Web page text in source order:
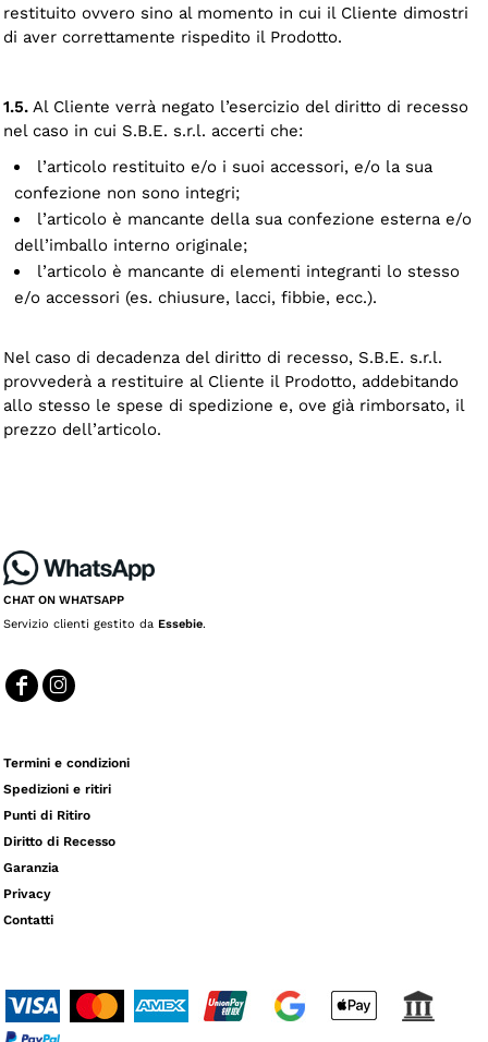
restituito ovvero sino al momento in cui il Cliente dimostri
di aver correttamente rispedito il Prodotto.
1.5. Al Cliente verrà negato l’esercizio del diritto di recesso
nel caso in cui S.B.E. s.r.l. accerti che:
l’articolo restituito e/o i suoi accessori, e/o la sua
confezione non sono integri;
l’articolo è mancante della sua confezione esterna e/o
dell’imballo interno originale;
l’articolo è mancante di elementi integranti lo stesso
e/o accessori (es. chiusure, lacci, fibbie, ecc.).
Nel caso di decadenza del diritto di recesso, S.B.E. s.r.l.
provvederà a restituire al Cliente il Prodotto, addebitando
allo stesso le spese di spedizione e, ove già rimborsato, il
prezzo dell’articolo.
CHAT ON WHATSAPP
Servizio clienti gestito da Essebie.
Termini e condizioni
Spedizioni e ritiri
Punti di Ritiro
Diritto di Recesso
Garanzia
Privacy
Contatti